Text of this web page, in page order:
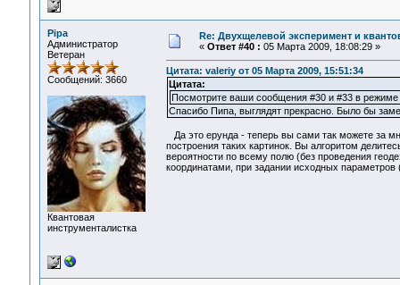
Pipa
Администратор
Ветеран
Сообщений: 3660
Квантовая
инструменталистка
Re: Двухщелевой эксперимент и
« Ответ #40 : 05 Марта 2009, 18:08:29 »
Цитата: valeriy от 05 Марта 2009, 15:51:34
Цитата:
Посмотрите ваши сообщения #30 и #33 в режиме
Спасибо Пипа, выглядят прекрасно. Было бы
Да это ерунда - теперь вы сами так можете за
построения таких картинок. Вы алгоритом
вероятности по всему полю (без проведения
координатами, при задании исходных параметров